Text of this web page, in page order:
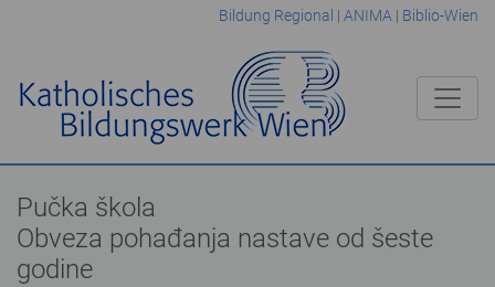
Bildung Regional | ANIMA | Biblio-Wien
Pučka škola
Obveza pohađanja nastave od šeste
godine